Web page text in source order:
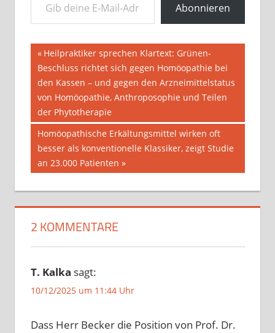
Abonnieren
Beitragsnavigation
Vorheriger
Beitrag:
Heilpraktiker sprechen Klartext: Grünen-
Beschluss richtet sich gegen Homöopathie bei
den Kassen – und gegen den Arzneimittelstatus
von Homöopathie, Anthroposophie und Teilen
der Phytotherapie
Nächster
Beitrag:
Homöopathische Erkältungsmittel wirken oft
besser als konventionelle Klassiker, zeigt Studie
an 23.000 Patienten
2 KOMMENTARE
T. Kalka sagt:
10/12/2025 um 11:44 Uhr
Dass Herr Becker die Position von Prof. Dr.